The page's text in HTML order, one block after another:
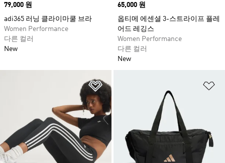
Price
79,000 원
adi365 러닝 클라이마쿨 브라
Women Performance
다른 컬러
New
Price
65,000 원
옵티메 에센셜 3-스트라이프 플레
어드 레깅스
Women Performance
다른 컬러
New
위시리스트 담기